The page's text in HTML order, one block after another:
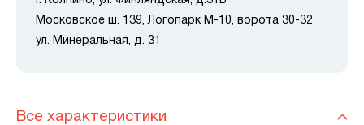
Московское ш. 139, Логопарк М-10, ворота 30-32
ул. Минеральная, д. 31
Все характеристики